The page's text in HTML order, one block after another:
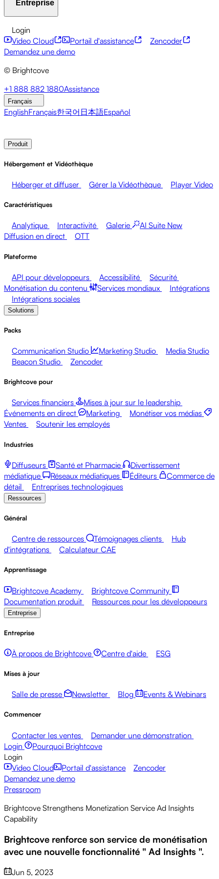
API pour développeurs
Monétisation du contenu
Services mondiaux
Intégrations
Intégrations sociales
Services financiers
Événements en direct
Marketing
Monétiser vos médias
Ventes
Soutenir les employés
Diffuseurs Santé et Pharmacie
médiatique
Réseaux médiatiques
détail
Entreprises technologiques
Documentation produit
Entreprise
À propos de Brightcove
Salle de presse Newsletter
Login
Video Cloud
Portail d'assistance
Zencoder
Demandez une demo
© Brightcove
+1 888 882 1880Assistance
Français
EnglishFrançais한국어 日本語Español
Produit
Hébergement et Vidéothèque
Héberger et diffuser Gérer la Vidéothèque Player Video
Caractéristiques
Analytique Interactivité Galerie AI Suite New
Diffusion en direct
OTT
Plateforme
API pour développeurs Accessibilité
Sécurité
Monétisation du contenu
Services mondiaux
Intégrations
Intégrations sociales
Solutions
Packs
Communication Studio Marketing Studio
Media Studio
Beacon Studio
Zencoder
Brightcove pour
Services financiers
Mises à jour sur le leadership
Événements en direct
Marketing
Monétiser vos médias
Ventes
Soutenir les employés
Industries
Diffuseurs Santé et Pharmacie
Divertissement
médiatique
Réseaux médiatiques Éditeurs
Commerce de
détail
Entreprises technologiques
Ressources
Général
Centre de ressources Témoignages clients
Hub
d'intégrations
Calculateur CAE
Apprentissage
Brightcove Academy
Brightcove Community
Documentation produit
Ressources pour les développeurs
Entreprise
Entreprise
À propos de Brightcove Centre d'aide ESG
Mises à jour
Salle de presse Newsletter Blog Events & Webinars
Commencer
Contacter les ventes
Demander une démonstration
Login
Pourquoi Brightcove
Login
Video Cloud
Portail d'assistance
Zencoder
Demandez une demo
Pressroom
Brightcove Strengthens Monetization Service Ad Insights
Capability
Brightcove renforce son service de monétisation
avec une nouvelle fonctionnalité " Ad Insights ".
Jun 5, 2023